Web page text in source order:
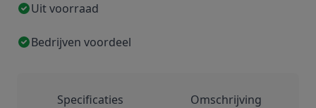
Uit voorraad
Bedrijven voordeel
Specificaties Omschrijving